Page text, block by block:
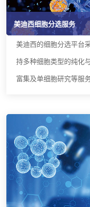
美迪西细胞分选服务
美迪西的细胞分选平台
持多种细胞类型的纯化
富集及单细胞研究等服务